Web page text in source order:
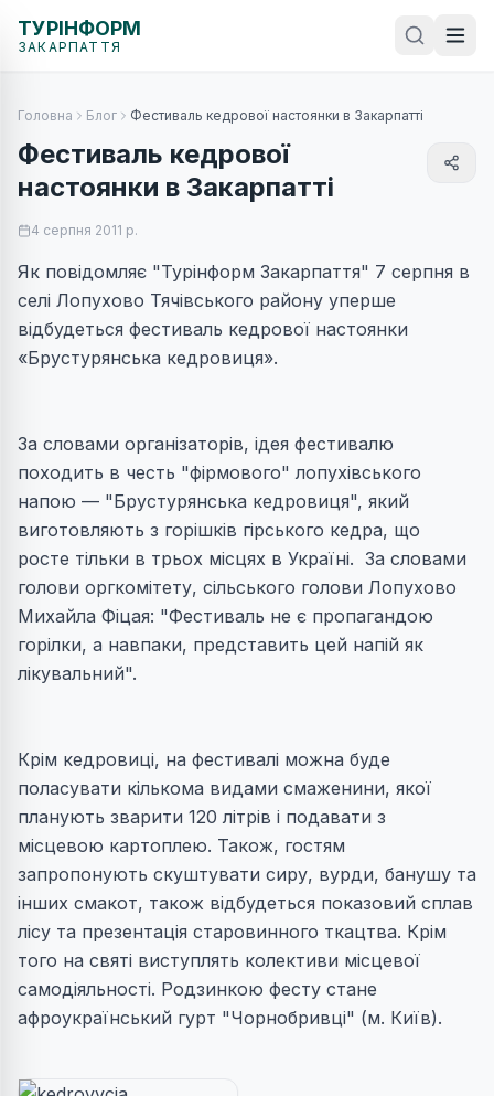
ТУРІНФОРМ
ЗАКАРПАТТЯ
Головна Блог Фестиваль кедрової настоянки в Закарпатті
Фестиваль кедрової
настоянки в Закарпатті
4 серпня 2011 р.
Як повідомляє "Турінформ Закарпаття" 7 серпня в
селі Лопухово Тячівського району уперше
відбудеться фестиваль кедрової настоянки
«Брустурянська кедровиця».
За словами організаторів, ідея фестивалю
походить в честь "фірмового" лопухівського
напою — "Брустурянська кедровиця", який
виготовляють з горішків гірського кедра, що
росте тільки в трьох місцях в Україні. За словами
голови оргкомітету, сільського голови Лопухово
Михайла Фіцая: "Фестиваль не є пропагандою
горілки, а навпаки, представить цей напій як
лікувальний".
Крім кедровиці, на фестивалі можна буде
поласувати кількома видами смаженини, якої
планують зварити 120 літрів і подавати з
місцевою картоплею. Також, гостям
запропонують скуштувати сиру, вурди, банушу та
інших смакот, також відбудеться показовий сплав
лісу та презентація старовинного ткацтва. Крім
того на святі виступлять колективи місцевої
самодіяльності. Родзинкою фесту стане
афроукраїнський гурт "Чорнобривці" (м. Київ).